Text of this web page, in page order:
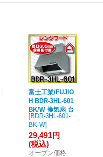
富士工業/FUJIO
H BDR-3HL-601
BK/W 換気扇 台
所 レンジフード
間口 600mm (前
幕板付属) ※受注
生産品 ♪§
[BDR-3HL-601-
BK-W]
29,491円
(税込)
オープン価格